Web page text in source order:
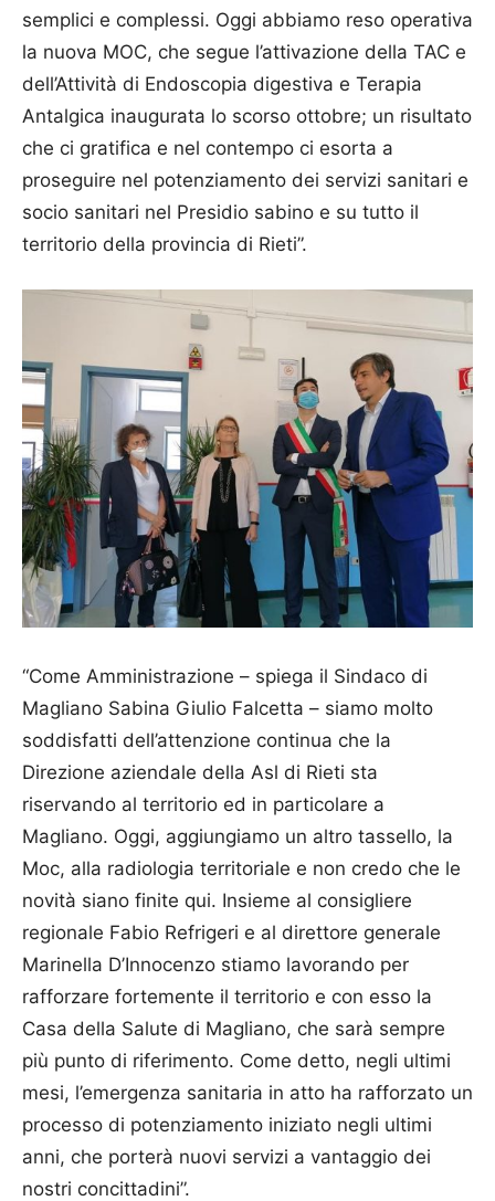
semplici e complessi. Oggi abbiamo reso operativa
la nuova MOC, che segue l’attivazione della TAC e
dell’Attività di Endoscopia digestiva e Terapia
Antalgica inaugurata lo scorso ottobre; un risultato
che ci gratifica e nel contempo ci esorta a
proseguire nel potenziamento dei servizi sanitari e
socio sanitari nel Presidio sabino e su tutto il
territorio della provincia di Rieti”.
“Come Amministrazione – spiega il Sindaco di
Magliano Sabina Giulio Falcetta – siamo molto
soddisfatti dell’attenzione continua che la
Direzione aziendale della Asl di Rieti sta
riservando al territorio ed in particolare a
Magliano. Oggi, aggiungiamo un altro tassello, la
Moc, alla radiologia territoriale e non credo che le
novità siano finite qui. Insieme al consigliere
regionale Fabio Refrigeri e al direttore generale
Marinella D’Innocenzo stiamo lavorando per
rafforzare fortemente il territorio e con esso la
Casa della Salute di Magliano, che sarà sempre
più punto di riferimento. Come detto, negli ultimi
mesi, l’emergenza sanitaria in atto ha rafforzato un
processo di potenziamento iniziato negli ultimi
anni, che porterà nuovi servizi a vantaggio dei
nostri concittadini”.